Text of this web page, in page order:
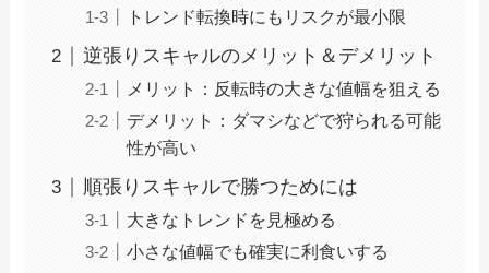
トレンド転換時にもリスクが最小限
逆張りスキャルのメリット＆デメリット
メリット：反転時の大きな値幅を狙える
デメリット：ダマシなどで狩られる可能
性が高い
順張りスキャルで勝つためには
大きなトレンドを見極める
小さな値幅でも確実に利食いする